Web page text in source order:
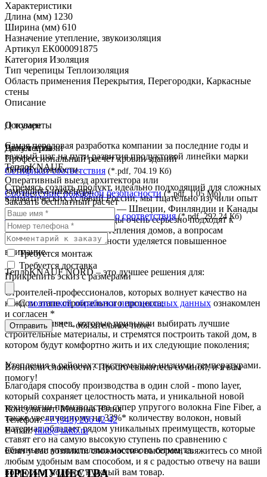
Характеристики
Длина (мм) 1230
Ширина (мм) 610
Назначение утепление, звукоизоляция
Артикул ЕК000091875
Категория Изоляция
Тип черепицы Теплоизоляция
Область применения Перекрытия, Перегородки, Каркасные
стены
Описание
О товаре
Самая передовая разработка компании за последние годы и
важный шаг на пути развития продуктовой линейки марки
ТеплоKNAUF.
Стремясь создать продукт, идеально подходящий для сложных
климатических условий России, мы тщательно изучили опыт
стран с суровым климатом — Швеции, Финляндии и Канады
— в которых домовладельцы очень серьезно подходят к
выбору материалов для утепления домов, а вопросам
безопасности и экологичности уделяется повышенное
внимание.
ТеплоKNAUF NORD – это лучшее решения для:
Строителей-профессионалов, которых волнует качество на
каждом этапе строительного процесса;
Домовладельцев, которые привыкли выбирать лучшие
строительные материалы, и стремятся построить такой дом, в
котором будут комфортно жить и их следующие поколения;
Утепления в районах с экстремально низкими температурами.
Благодаря способу производства в один слой - mono layer,
который сохраняет целостность мата, и уникальной новой
технологии производства супер упругого волокна Fine Fiber, а
также увеличенному на 33%* количеству волокон, новый
материал обладает рядом уникальных преимуществ, которые
ставят его на самую высокую ступень по сравнению с
обычными утеплителями массового сегмента.
ПРЕИМУЩЕСТВА
Документы
Документы
Сетификат соответствия (*.pdf, 704.19 Кб)
Соответствие пожарной безопасности (*.pdf, 1.05 Мб)
Сертификат экологического соответствия (*.pdf, 292.24 Кб)
Расчёт кровли
Профессиональный расчёт кровли зданий
любой сложности.
Оперативный выезд архитектора или
замерщика-инженера.
Заказать бесплатный расчет
Требуется монтаж
Требуется доставка
Прикрепить эскиз с размерами
Сполитикой обработки персональных данных ознакомлен
и согласен *
Отправить "*" - обязательное поле
Возникли сложности? Просто свяжитесь со мной, и я вам
помогу!
Консультант: Мошина Юлия
Телефон:+7 (343) 266 42 42
E-mail:rkkb@rkkb.ru
Если у вас возникли сложности с выбором, свяжитесь со мной
любым удобным вам способом, и я с радостью отвечу на ваши
вопросы и подберу нужный вам товар.